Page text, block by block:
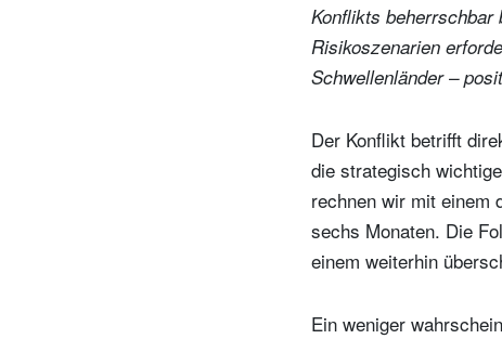
Konflikts beherrschbar
Risikoszenarien
Schwellenländer –
Der Konflikt betrifft
die strategisch
rechnen wir mit einem
sechs Monaten. Die
einem weiterhin
Ein weniger